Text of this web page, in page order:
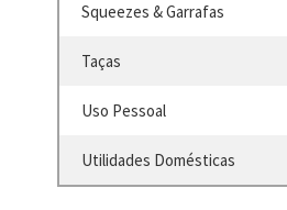
Squeezes & Garrafas
Taças
Uso Pessoal
Utilidades Domésticas